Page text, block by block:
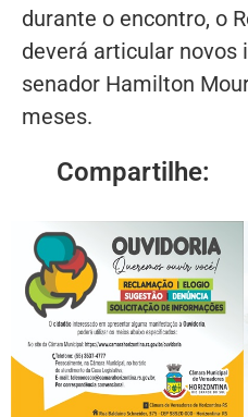
durante o encontro, o
deverá articular
senador Hamilton
meses.
Compartilhe: